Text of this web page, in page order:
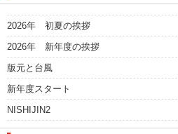
2026年 初夏の挨拶
2026年 新年度の挨拶
版元と台風
新年度スタート
NISHIJIN2